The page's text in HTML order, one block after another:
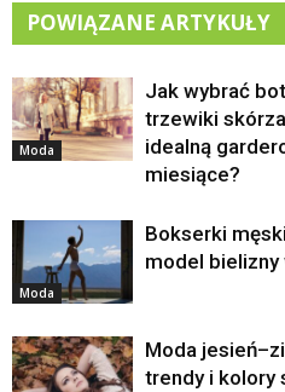
POWIĄZANE ARTYKUŁY
Moda
Jak wybrać
trzewiki
idealną
miesiące?
Moda
Bokserki
model bielizny
Moda
trendy i kolory